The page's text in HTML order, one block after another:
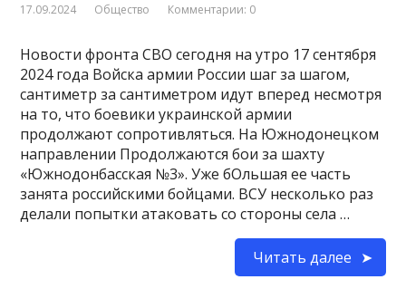
17.09.2024 Общество Комментарии: 0
Новости фронта СВО сегодня на утро 17 сентября
2024 года Войска армии России шаг за шагом,
сантиметр за сантиметром идут вперед несмотря
на то, что боевики украинской армии
продолжают сопротивляться. На Южнодонецком
направлении Продолжаются бои за шахту
«Южнодонбасская №3». Уже бОльшая ее часть
занята российскими бойцами. ВСУ несколько раз
делали попытки атаковать со стороны села …
Читать далее